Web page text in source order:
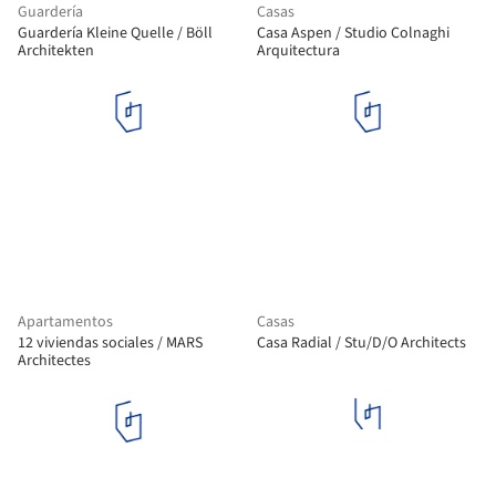
Guardería
Guardería Kleine Quelle / Böll
Architekten
Casas
Casa Aspen / Studio Colnaghi
Arquitectura
Apartamentos
12 viviendas sociales / MARS
Architectes
Casas
Casa Radial / Stu/D/O Architects